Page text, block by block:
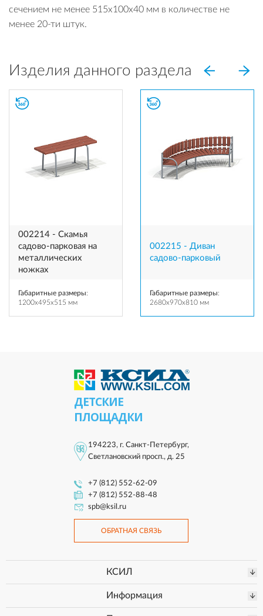
сечением не менее 515х100х40 мм в количестве не
менее 20-ти штук.
Изделия данного раздела
002214 - Скамья
садово-парковая на
металлических
ножках
Габаритные размеры:
1200x495x515 мм
002215 - Диван
садово-парковый
Габаритные размеры:
2680x970x810 мм
ДЕТСКИЕ
ПЛОЩАДКИ
194223, г. Санкт-Петербург,
Светлановский просп., д. 25
+7 (812) 552-62-09
+7 (812) 552-88-48
spb@ksil.ru
ОБРАТНАЯ СВЯЗЬ
КСИЛ
Информация